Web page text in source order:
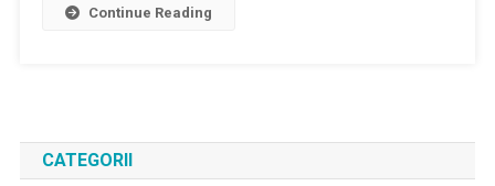
Continue Reading
CATEGORII